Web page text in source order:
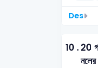
Des
10 .20